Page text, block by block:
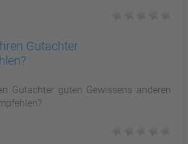
Gutachter
Gutachter guten Gewissens anderen